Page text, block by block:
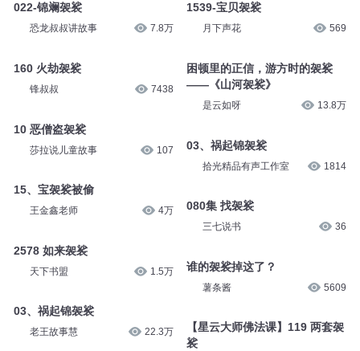
022-锦斓袈裟
恐龙叔叔讲故事 7.8万
160 火劫袈裟
锋叔叔 7438
10 恶僧盗袈裟
莎拉说儿童故事 107
15、宝袈裟被偷
王金鑫老师 4万
2578 如来袈裟
天下书盟 1.5万
03、祸起锦袈裟
老王故事慧 22.3万
1539-宝贝袈裟
月下声花 569
困顿里的正信，游方时的袈裟
——《山河袈裟》
是云如呀 13.8万
03、祸起锦袈裟
拾光精品有声工作室 1814
080集 找袈裟
三七说书 36
谁的袈裟掉这了？
薯条酱 5609
【星云大师佛法课】119 两套袈
裟